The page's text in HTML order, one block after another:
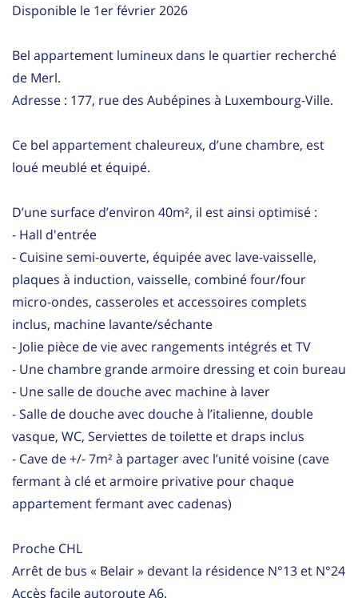
Disponible le 1er février 2026
Bel appartement lumineux dans le quartier recherché
de Merl.
Adresse : 177, rue des Aubépines à Luxembourg-Ville.
Ce bel appartement chaleureux, d’une chambre, est
loué meublé et équipé.
D’une surface d’environ 40m², il est ainsi optimisé :
- Hall d'entrée
- Cuisine semi-ouverte, équipée avec lave-vaisselle,
plaques à induction, vaisselle, combiné four/four
micro-ondes, casseroles et accessoires complets
inclus, machine lavante/séchante
- Jolie pièce de vie avec rangements intégrés et TV
- Une chambre grande armoire dressing et coin bureau
- Une salle de douche avec machine à laver
- Salle de douche avec douche à l’italienne, double
vasque, WC, Serviettes de toilette et draps inclus
- Cave de +/- 7m² à partager avec l’unité voisine (cave
fermant à clé et armoire privative pour chaque
appartement fermant avec cadenas)
Proche CHL
Arrêt de bus « Belair » devant la résidence N°13 et N°24
Accès facile autoroute A6.